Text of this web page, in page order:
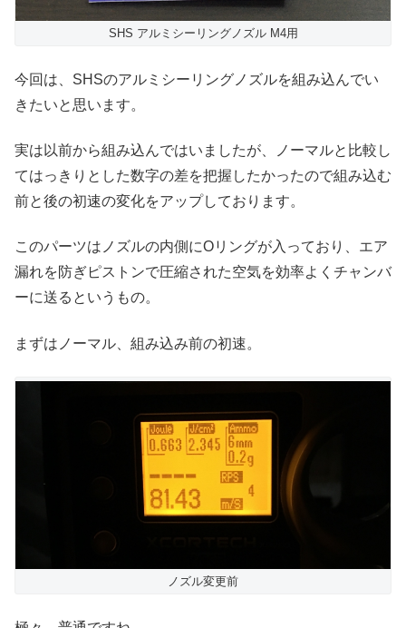
SHS アルミシーリングノズル M4用
今回は、SHSのアルミシーリングノズルを組み込んでい
きたいと思います。
実は以前から組み込んではいましたが、ノーマルと比較し
てはっきりとした数字の差を把握したかったので組み込む
前と後の初速の変化をアップしております。
このパーツはノズルの内側にOリングが入っており、エア
漏れを防ぎピストンで圧縮された空気を効率よくチャンバ
ーに送るというもの。
まずはノーマル、組み込み前の初速。
ノズル変更前